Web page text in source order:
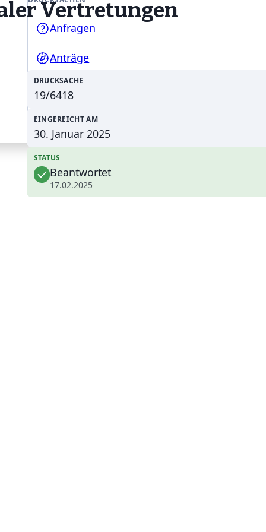
Anfragen
Anträge
Gesetzentwürfe
Vertretungen
DRUCKSACHE
19/6418
EINGEREICHT AM
30. Januar 2025
STATUS
Beantwortet
17.02.2025